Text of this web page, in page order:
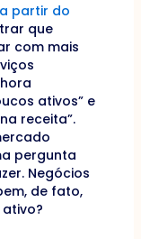
partir do
que
com mais
ativos” e
receita”.
pergunta
Negócios
de fato,